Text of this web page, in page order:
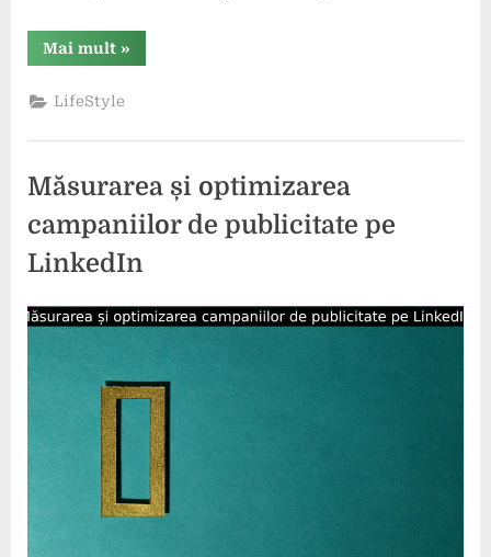
Mai mult“Reglementări
și
industria
sustenabile”
»
LifeStyle
Măsurarea și optimizarea
campaniilor de publicitate pe
LinkedIn
Posted
20
2024
By
comunicat